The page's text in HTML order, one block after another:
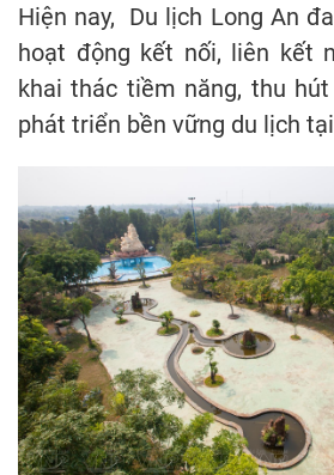
Hiện nay, Du lịch Long An
hoạt động kết nối, liên kết
khai thác tiềm năng, thu
phát triển bền vững du lịch